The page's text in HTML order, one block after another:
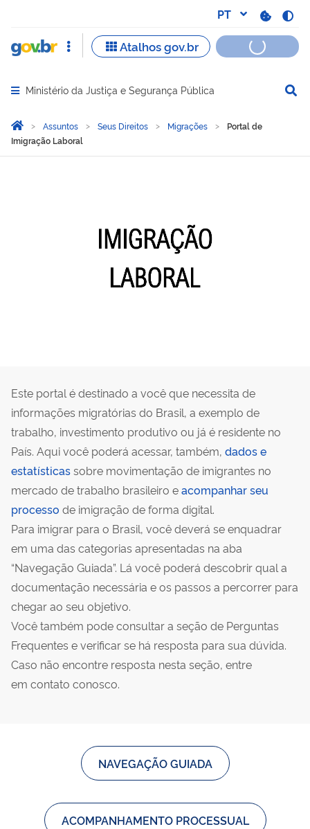
Abrir menu principal de navegação
Ministério da Justiça e Segurança Pública
Você está aqui:
Página Inicial
Assuntos Seus Direitos Migrações
Portal de
Imigração Laboral
Este portal é destinado a você que necessita de
informações migratórias do Brasil, a exemplo de
trabalho, investimento produtivo ou já é residente no
País. Aqui você poderá acessar, também, dados e
estatísticassobre movimentação de imigrantes no
mercado de trabalho brasileiro eacompanhar seu
processo de imigração de forma digital.
Para imigrar para o Brasil, você deverá se enquadrar
em uma das categorias apresentadas na aba
“Navegação Guiada”. Lá você poderá descobrir qual a
documentação necessária e os passos a percorrer para
chegar ao seu objetivo.
Você também pode consultar a seção de Perguntas
Frequentes e verificar se há resposta para sua dúvida.
Caso não encontre resposta nesta seção, entre
em contato conosco.
NAVEGAÇÃO GUIADA
ACOMPANHAMENTO PROCESSUAL